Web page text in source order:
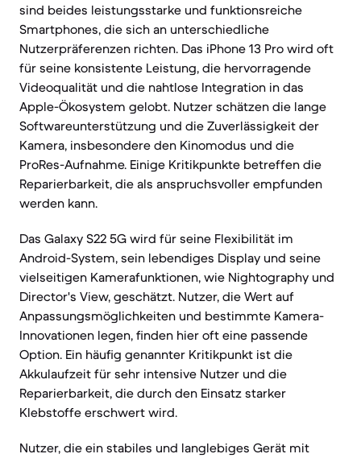
sind beides leistungsstarke und funktionsreiche
Smartphones, die sich an unterschiedliche
Nutzerpräferenzen richten. Das iPhone 13 Pro wird oft
für seine konsistente Leistung, die hervorragende
Videoqualität und die nahtlose Integration in das
Apple-Ökosystem gelobt. Nutzer schätzen die lange
Softwareunterstützung und die Zuverlässigkeit der
Kamera, insbesondere den Kinomodus und die
ProRes-Aufnahme. Einige Kritikpunkte betreffen die
Reparierbarkeit, die als anspruchsvoller empfunden
werden kann.
Das Galaxy S22 5G wird für seine Flexibilität im
Android-System, sein lebendiges Display und seine
vielseitigen Kamerafunktionen, wie Nightography und
Director's View, geschätzt. Nutzer, die Wert auf
Anpassungsmöglichkeiten und bestimmte Kamera-
Innovationen legen, finden hier oft eine passende
Option. Ein häufig genannter Kritikpunkt ist die
Akkulaufzeit für sehr intensive Nutzer und die
Reparierbarkeit, die durch den Einsatz starker
Klebstoffe erschwert wird.
Nutzer, die ein stabiles und langlebiges Gerät mit